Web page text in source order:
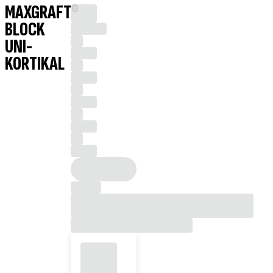
MAXGRAFT®
BLOCK
UNI-
KORTIKAL